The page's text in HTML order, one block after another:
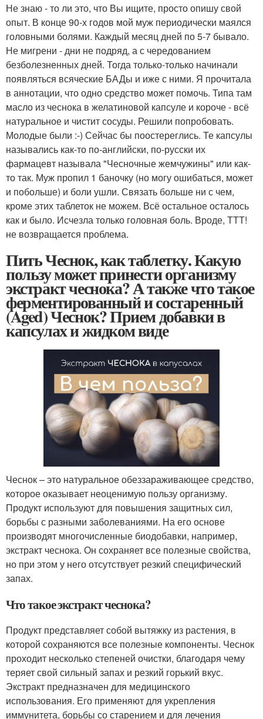
Не знаю - то ли это, что Вы ищите, просто опишу свой
опыт. В конце 90-х годов мой муж периодически маялся
головными болями. Каждый месяц дней по 5-7 бывало.
Не мигрени - дни не подряд, а с чередованием
безболезненных дней. Тогда только-только начинали
появляться всяческие БАДы и иже с ними. Я прочитала
в аннотации, что одно средство может помочь. Типа там
масло из чеснока в желатиновой капсуле и короче - всё
натуральное и чистит сосуды. Решили попробовать.
Молодые были :-) Сейчас бы поостереглись. Те капсулы
назывались как-то по-английски, по-русски их
фармацевт называла "Чесночные жемчужины" или как-
то так. Муж пропил 1 баночку (но могу ошибаться, может
и побольше) и боли ушли. Связать больше ни с чем,
кроме этих таблеток не можем. Всё остальное осталось
как и было. Исчезла только головная боль. Вроде, ТТТ!
не возвращается проблема.
Пить Чеснок, как таблетку. Какую
пользу может принести организму
экстракт чеснока? А также что такое
ферментированный и состаренный
(Aged) Чеснок? Прием добавки в
капсулах и жидком виде
Чеснок – это натуральное обеззараживающее средство,
которое оказывает неоценимую пользу организму.
Продукт используют для повышения защитных сил,
борьбы с разными заболеваниями. На его основе
производят многочисленные биодобавки, например,
экстракт чеснока. Он сохраняет все полезные свойства,
но при этом у него отсутствует резкий специфический
запах.
Что такое экстракт чеснока?
Продукт представляет собой вытяжку из растения, в
которой сохраняются все полезные компоненты. Чеснок
проходит несколько степеней очистки, благодаря чему
теряет свой сильный запах и резкий горький вкус.
Экстракт предназначен для медицинского
использования. Его применяют для укрепления
иммунитета, борьбы со старением и для лечения